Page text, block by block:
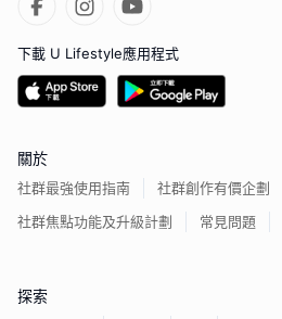
下載 U Lifestyle應用程式
關於
社群最強使用指南
社群創作有價企劃
社群焦點功能及升級計劃
常見問題
探索